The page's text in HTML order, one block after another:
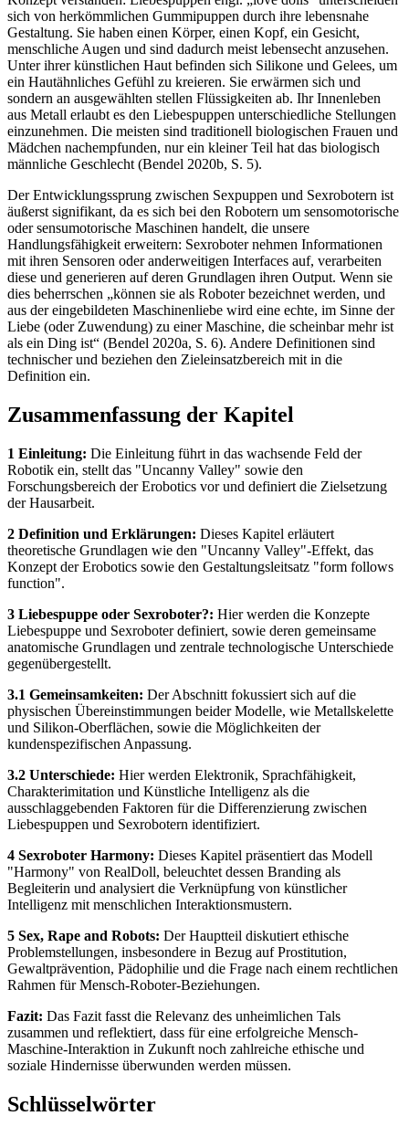
sich von herkömmlichen Gummipuppen durch ihre lebensnahe
Gestaltung. Sie haben einen Körper, einen Kopf, ein Gesicht,
menschliche Augen und sind dadurch meist lebensecht anzusehen.
Unter ihrer künstlichen Haut befinden sich Silikone und Gelees, um
ein Hautähnliches Gefühl zu kreieren. Sie erwärmen sich und
sondern an ausgewählten stellen Flüssigkeiten ab. Ihr Innenleben
aus Metall erlaubt es den Liebespuppen unterschiedliche Stellungen
einzunehmen. Die meisten sind traditionell biologischen Frauen und
Mädchen nachempfunden, nur ein kleiner Teil hat das biologisch
männliche Geschlecht (Bendel 2020b, S. 5).
Der Entwicklungssprung zwischen Sexpuppen und Sexrobotern ist
äußerst signifikant, da es sich bei den Robotern um sensomotorische
oder sensumotorische Maschinen handelt, die unsere
Handlungsfähigkeit erweitern: Sexroboter nehmen Informationen
mit ihren Sensoren oder anderweitigen Interfaces auf, verarbeiten
diese und generieren auf deren Grundlagen ihren Output. Wenn sie
dies beherrschen „können sie als Roboter bezeichnet werden, und
aus der eingebildeten Maschinenliebe wird eine echte, im Sinne der
Liebe (oder Zuwendung) zu einer Maschine, die scheinbar mehr ist
als ein Ding ist“ (Bendel 2020a, S. 6). Andere Definitionen sind
technischer und beziehen den Zieleinsatzbereich mit in die
Definition ein.
Zusammenfassung der Kapitel
1 Einleitung: Die Einleitung führt in das wachsende Feld der
Robotik ein, stellt das "Uncanny Valley" sowie den
Forschungsbereich der Erobotics vor und definiert die Zielsetzung
der Hausarbeit.
2 Definition und Erklärungen: Dieses Kapitel erläutert
theoretische Grundlagen wie den "Uncanny Valley"-Effekt, das
Konzept der Erobotics sowie den Gestaltungsleitsatz "form follows
function".
3 Liebespuppe oder Sexroboter?: Hier werden die Konzepte
Liebespuppe und Sexroboter definiert, sowie deren gemeinsame
anatomische Grundlagen und zentrale technologische Unterschiede
gegenübergestellt.
3.1 Gemeinsamkeiten: Der Abschnitt fokussiert sich auf die
physischen Übereinstimmungen beider Modelle, wie Metallskelette
und Silikon-Oberflächen, sowie die Möglichkeiten der
kundenspezifischen Anpassung.
3.2 Unterschiede: Hier werden Elektronik, Sprachfähigkeit,
Charakterimitation und Künstliche Intelligenz als die
ausschlaggebenden Faktoren für die Differenzierung zwischen
Liebespuppen und Sexrobotern identifiziert.
4 Sexroboter Harmony: Dieses Kapitel präsentiert das Modell
"Harmony" von RealDoll, beleuchtet dessen Branding als
Begleiterin und analysiert die Verknüpfung von künstlicher
Intelligenz mit menschlichen Interaktionsmustern.
5 Sex, Rape and Robots: Der Hauptteil diskutiert ethische
Problemstellungen, insbesondere in Bezug auf Prostitution,
Gewaltprävention, Pädophilie und die Frage nach einem rechtlichen
Rahmen für Mensch-Roboter-Beziehungen.
Fazit: Das Fazit fasst die Relevanz des unheimlichen Tals
zusammen und reflektiert, dass für eine erfolgreiche Mensch-
Maschine-Interaktion in Zukunft noch zahlreiche ethische und
soziale Hindernisse überwunden werden müssen.
Schlüsselwörter